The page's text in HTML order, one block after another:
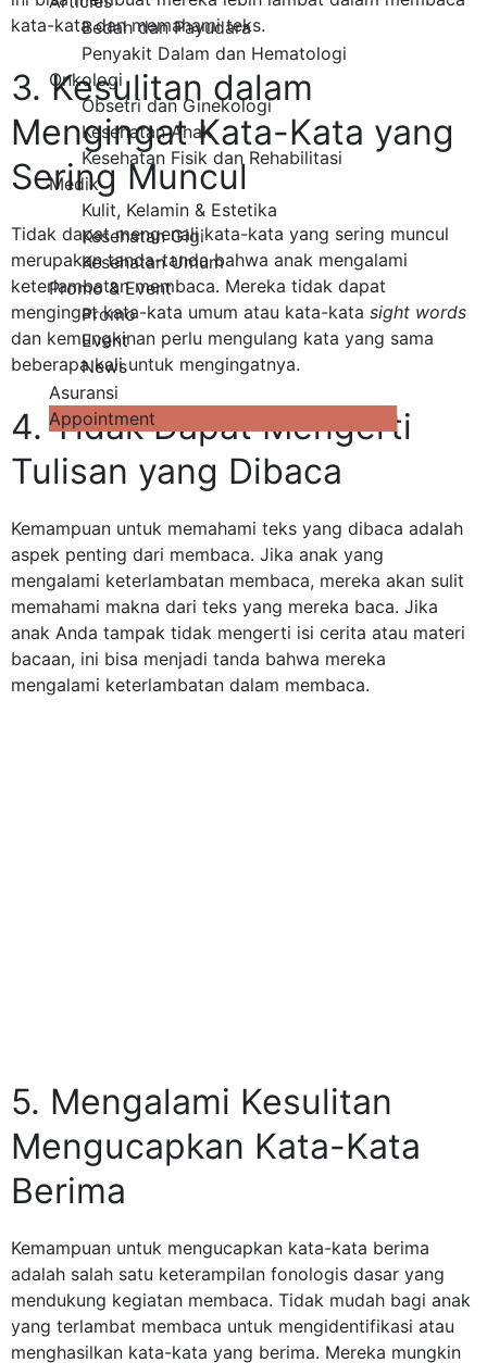
Bedah dan Payudara
Penyakit Dalam dan Hematologi
Onkologi
Obsetri dan Ginekologi
Kesehatan Anak
Kesehatan Fisik dan Rehabilitasi
Medik
Kulit, Kelamin & Estetika
Kesehatan Gigi
Kesehatan Umum
Promo & Event
Promo
Event
News
Asuransi
Appointment
kata-kata dan memahami teks.
3. Kesulitan dalam
Mengingat Kata-Kata yang
Sering Muncul
Tidak dapat mengenali kata-kata yang sering muncul
merupakan tanda-tanda bahwa anak mengalami
keterlambatan membaca. Mereka tidak dapat
mengingat kata-kata umum atau kata-kata sight words
dan kemungkinan perlu mengulang kata yang sama
beberapa kali untuk mengingatnya.
4. Tidak Dapat Mengerti
Tulisan yang Dibaca
Kemampuan untuk memahami teks yang dibaca adalah
aspek penting dari membaca. Jika anak yang
mengalami keterlambatan membaca, mereka akan sulit
memahami makna dari teks yang mereka baca. Jika
anak Anda tampak tidak mengerti isi cerita atau materi
bacaan, ini bisa menjadi tanda bahwa mereka
mengalami keterlambatan dalam membaca.
5. Mengalami Kesulitan
Mengucapkan Kata-Kata
Berima
Kemampuan untuk mengucapkan kata-kata berima
adalah salah satu keterampilan fonologis dasar yang
mendukung kegiatan membaca. Tidak mudah bagi anak
yang terlambat membaca untuk mengidentifikasi atau
menghasilkan kata-kata yang berima. Mereka mungkin